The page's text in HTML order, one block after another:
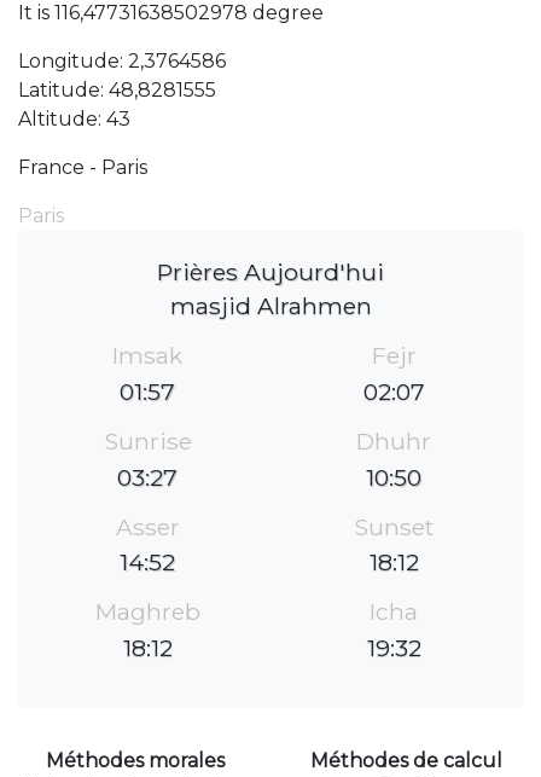
It is 116,47731638502978 degree
Longitude: 2,3764586
Latitude: 48,8281555
Altitude: 43
France - Paris
Paris
Prières Aujourd'hui
masjid Alrahmen
Imsak
01:57
Fejr
02:07
Sunrise
03:27
Dhuhr
10:50
Asser
14:52
Sunset
18:12
Maghreb
18:12
Icha
19:32
Méthodes morales
Méthodes de calcul